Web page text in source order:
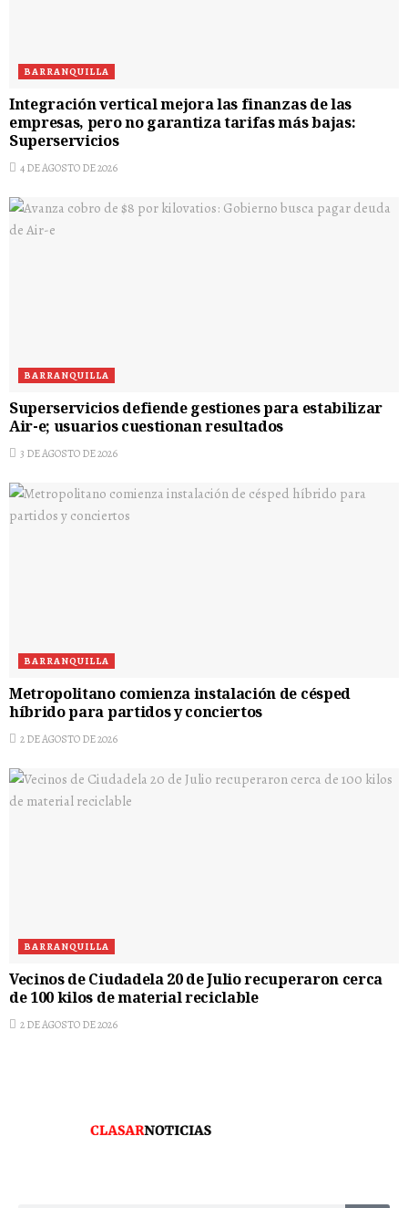
BARRANQUILLA
Integración vertical mejora las finanzas de las
empresas, pero no garantiza tarifas más bajas:
Superservicios
4 DE AGOSTO DE 2026
BARRANQUILLA
Superservicios defiende gestiones para estabilizar
Air-e; usuarios cuestionan resultados
3 DE AGOSTO DE 2026
BARRANQUILLA
Metropolitano comienza instalación de césped
híbrido para partidos y conciertos
2 DE AGOSTO DE 2026
BARRANQUILLA
Vecinos de Ciudadela 20 de Julio recuperaron cerca
de 100 kilos de material reciclable
2 DE AGOSTO DE 2026